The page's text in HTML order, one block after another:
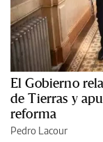
El Gobierno
de Tierras y
reforma
Pedro Lacour